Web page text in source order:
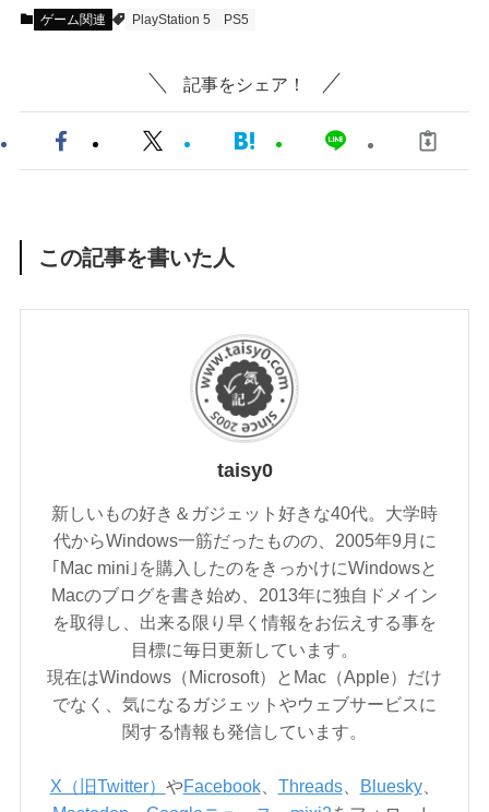
ゲーム関連 PlayStation 5 PS5
記事をシェア！
この記事を書いた人
taisy0
新しいもの好き＆ガジェット好きな40代。大学時
代からWindows一筋だったものの、2005年9月に
｢Mac mini｣を購入したのをきっかけにWindowsと
Macのブログを書き始め、2013年に独自ドメイン
を取得し、出来る限り早く情報をお伝えする事を
目標に毎日更新しています。
現在はWindows（Microsoft）とMac（Apple）だけ
でなく、気になるガジェットやウェブサービスに
関する情報も発信しています。
X（旧Twitter） やFacebook、 Threads、 Bluesky、